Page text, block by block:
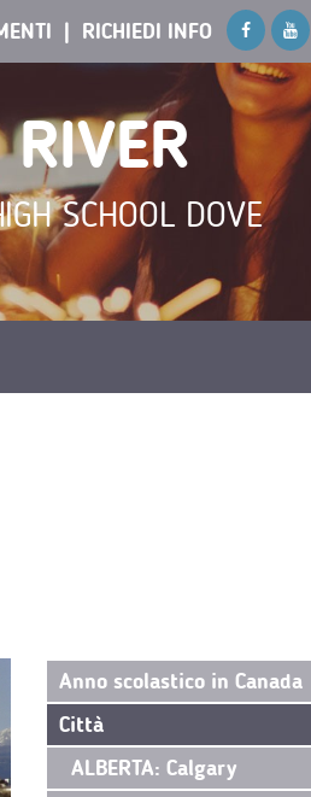
RICHIEDI INFO
SCHOOL DOVE
Anno scolastico in Canada
Città
ALBERTA: Calgary